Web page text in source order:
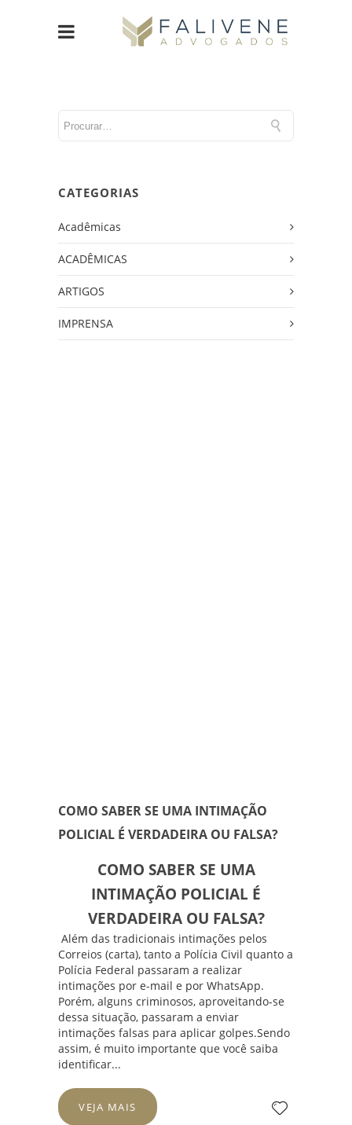
CATEGORIAS
Acadêmicas
ACADÊMICAS
ARTIGOS
IMPRENSA
COMO SABER SE UMA INTIMAÇÃO
POLICIAL É VERDADEIRA OU FALSA?
COMO SABER SE UMA
INTIMAÇÃO POLICIAL É
VERDADEIRA OU FALSA?
Além das tradicionais intimações pelos
Correios (carta), tanto a Polícia Civil quanto a
Polícia Federal passaram a realizar
intimações por e-mail e por WhatsApp.
Porém, alguns criminosos, aproveitando-se
dessa situação, passaram a enviar
intimações falsas para aplicar golpes.Sendo
assim, é muito importante que você saiba
identificar...
VEJA MAIS